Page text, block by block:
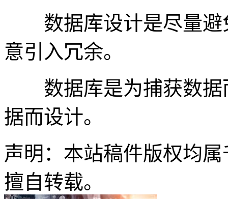
数据库设计是尽量避
意引入冗余。
数据库是为捕获数据
据而设计。
声明：本站稿件版权均
擅自转载。